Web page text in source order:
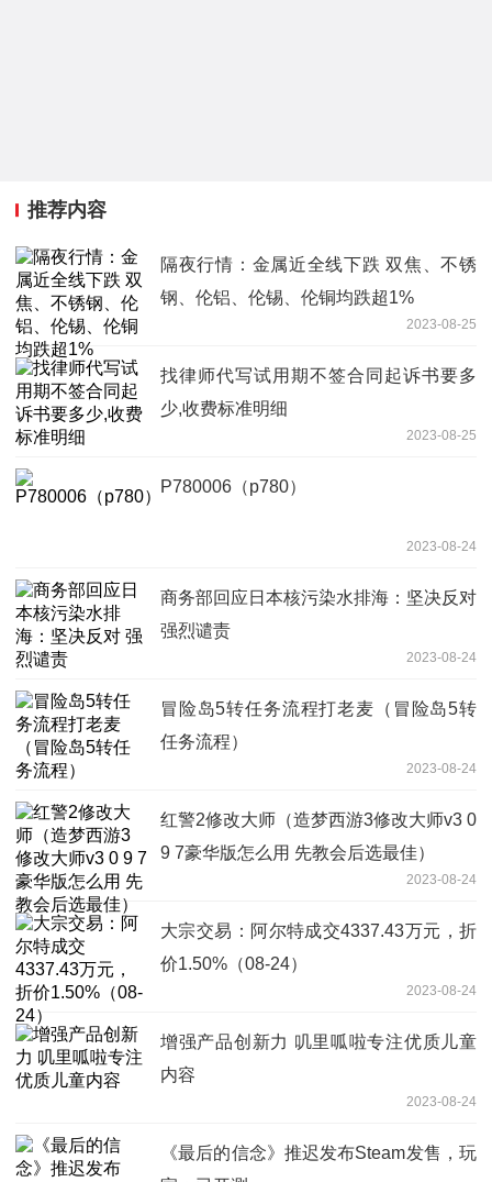
推荐内容
隔夜行情：金属近全线下跌 双焦、不锈
钢、伦铝、伦锡、伦铜均跌超1%
2023-08-25
找律师代写试用期不签合同起诉书要多
少,收费标准明细
2023-08-25
P780006（p780）
2023-08-24
商务部回应日本核污染水排海：坚决反对
强烈谴责
2023-08-24
冒险岛5转任务流程打老麦（冒险岛5转
任务流程）
2023-08-24
红警2修改大师（造梦西游3修改大师v3 0
9 7豪华版怎么用 先教会后选最佳）
2023-08-24
大宗交易：阿尔特成交4337.43万元，折
价1.50%（08-24）
2023-08-24
增强产品创新力 叽里呱啦专注优质儿童
内容
2023-08-24
《最后的信念》推迟发布Steam发售，玩